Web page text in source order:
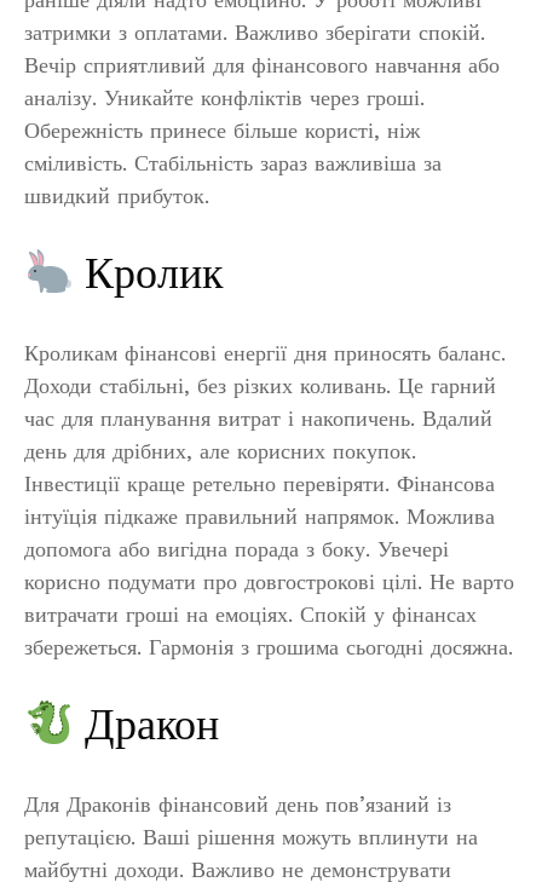
затримки з оплатами. Важливо зберігати спокій.
Вечір сприятливий для фінансового навчання або
аналізу. Уникайте конфліктів через гроші.
Обережність принесе більше користі, ніж
сміливість. Стабільність зараз важливіша за
швидкий прибуток.
Кролик
Кроликам фінансові енергії дня приносять баланс.
Доходи стабільні, без різких коливань. Це гарний
час для планування витрат і накопичень. Вдалий
день для дрібних, але корисних покупок.
Інвестиції краще ретельно перевіряти. Фінансова
інтуїція підкаже правильний напрямок. Можлива
допомога або вигідна порада з боку. Увечері
корисно подумати про довгострокові цілі. Не варто
витрачати гроші на емоціях. Спокій у фінансах
збережеться. Гармонія з грошима сьогодні досяжна.
Дракон
Для Драконів фінансовий день пов’язаний із
репутацією. Ваші рішення можуть вплинути на
майбутні доходи. Важливо не демонструвати